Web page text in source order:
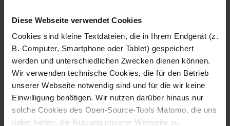
Diese Webseite verwendet Cookies
Cookies sind kleine Textdateien, die in Ihrem Endgerät (z.
B. Computer, Smartphone oder Tablet) gespeichert
werden und unterschiedlichen Zwecken dienen können.
Wir verwenden technische Cookies, die für den Betrieb
unserer Webseite notwendig sind und für die wir keine
Einwilligung benötigen. Wir nutzen darüber hinaus nur
solche Cookies des Open-Source-Tools Matomo, die uns
dabei helfen, die Nutzung unserer Webseite zu
Fotografo: Lorenz
Sternbach
Download
Fotografo: Lorenz
Sternbach
Download